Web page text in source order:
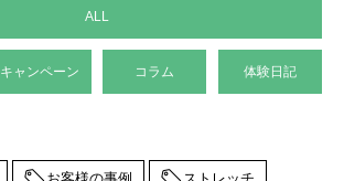
ALL
キャンペーン コラム 体験日記